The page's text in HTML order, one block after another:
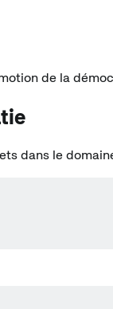
de la
dans le